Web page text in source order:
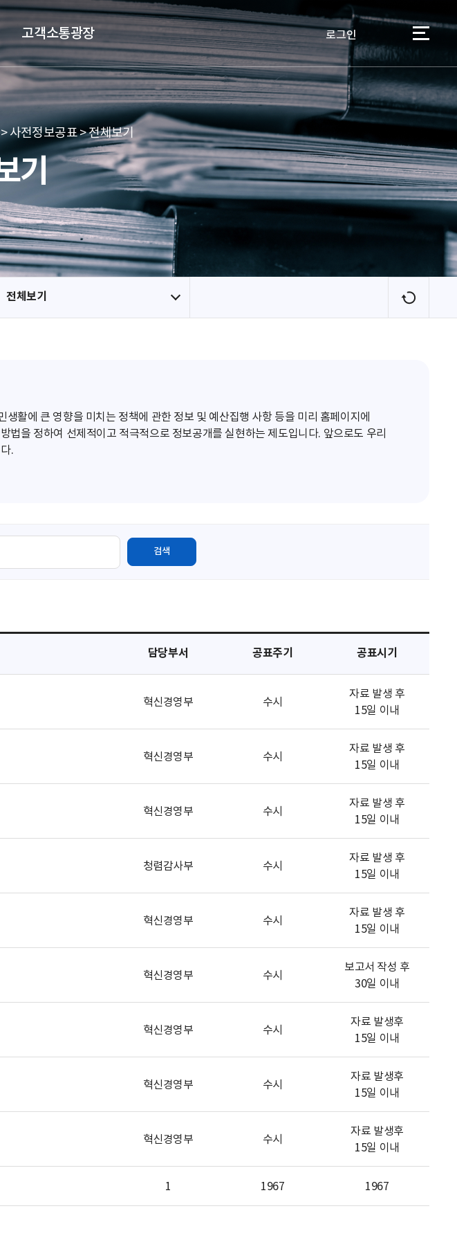
기
기
고객소통광장 로그인 이용자
사전정보공표 > 전체보기
기
전체보기
새
로
활에 큰 영향을 미치는 정책에 관한 정보 및 예산집행 사항 등을 미리 홈페이지에
을 정하여 선제적이고 적극적으로 정보공개를 실현하는 제도입니다. 앞으로도 우리
.
검색
담당부서 공표주기 공표시기
혁신경영부 수시
자료 발생 후
15일 이내
혁신경영부 수시
자료 발생 후
15일 이내
혁신경영부 수시
자료 발생 후
15일 이내
청렴감사부 수시
자료 발생 후
15일 이내
혁신경영부 수시
자료 발생 후
15일 이내
혁신경영부 수시
보고서 작성 후
30일 이내
혁신경영부 수시
자료 발생후
15일 이내
혁신경영부 수시
자료 발생후
15일 이내
혁신경영부 수시
자료 발생후
15일 이내
1 1967 1967